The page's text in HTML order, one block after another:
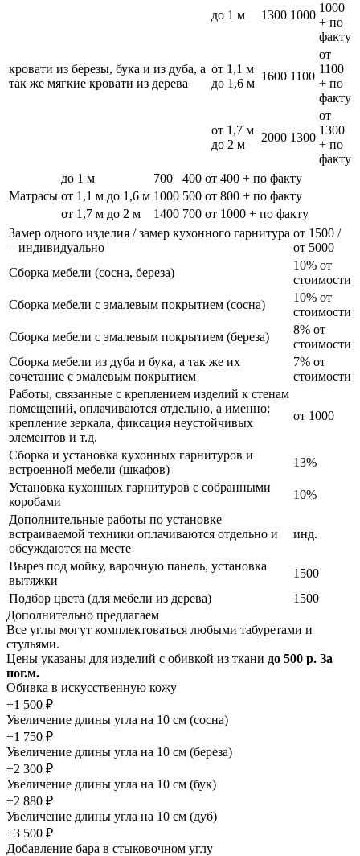
кровати из березы, бука и из дуба, а
так же мягкие кровати из дерева
до 1 м 1300 1000
1000
+ по
факту
от 1,1 м
до 1,6 м
1600 1100
от
1100
+ по
факту
от 1,7 м
до 2 м
2000 1300
от
1300
+ по
факту
Матрасы
до 1 м 700 400 от 400 + по факту
от 1,1 м до 1,6 м 1000 500 от 800 + по факту
от 1,7 м до 2 м
1400 700 от 1000 + по факту
Замер одного изделия / замер кухонного гарнитура
– индивидуально
от 1500 /
от 5000
Сборка мебели (сосна, береза)
10% от
стоимости
Сборка мебели с эмалевым покрытием (сосна)
10% от
стоимости
Сборка мебели с эмалевым покрытием (береза)
8% от
стоимости
Сборка мебели из дуба и бука, а так же их
сочетание с эмалевым покрытием
7% от
стоимости
Работы, связанные с креплением изделий к стенам
помещений, оплачиваются отдельно, а именно:
крепление зеркала, фиксация неустойчивых
элементов и т.д.
от 1000
Сборка и установка кухонных гарнитуров и
встроенной мебели (шкафов)
13%
Установка кухонных гарнитуров с собранными
коробами
10%
Дополнительные работы по установке
встраиваемой техники оплачиваются отдельно и
обсуждаются на месте
инд.
Вырез под мойку, варочную панель, установка
вытяжки
1500
Подбор цвета (для мебели из дерева)
1500
Дополнительно предлагаем
Все углы могут комплектоваться любыми табуретами и
стульями.
Цены указаны для изделий с обивкой из ткани до 500 р. За
пог.м.
Обивка в искусственную кожу
+1 500 ₽
Увеличение длины угла на 10 см (сосна)
+1 750 ₽
Увеличение длины угла на 10 см (береза)
+2 300 ₽
Увеличение длины угла на 10 см (бук)
+2 880 ₽
Увеличение длины угла на 10 см (дуб)
+3 500 ₽
Добавление бара в стыковочном углу